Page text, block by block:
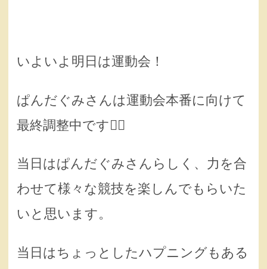
いよいよ明日は運動会！
ぱんだぐみさんは運動会本番に向けて
最終調整中です🏃‍♀️
当日はぱんだぐみさんらしく、力を合
わせて様々な競技を楽しんでもらいた
いと思います。
当日はちょっとしたハプニングもある